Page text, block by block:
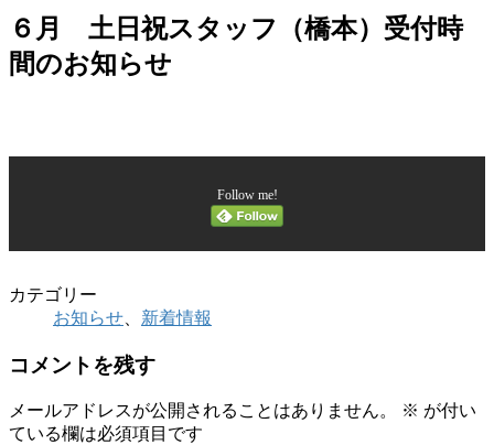
６月 土日祝スタッフ（橋本）受付時
間のお知らせ
Follow me!
カテゴリー
お知らせ
新着情報
コメントを残す
メールアドレスが公開されることはありません。 ※ が付い
ている欄は必須項目です